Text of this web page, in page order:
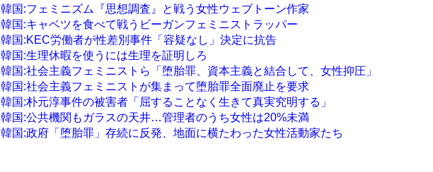
韓国:フェミニズム『思想調査』と戦う女性ウェブトーン作家
韓国:キャベツを食べて戦うビーガンフェミニストラッパー
韓国:KEC労働者が性差別事件「容疑なし」決定に抗告
韓国:生理休暇を使うには生理を証明しろ
韓国:社会主義フェミニストら「堕胎罪、資本主義と結合して、女性抑圧」
韓国:社会主義フェミニストが集まって堕胎罪全面廃止を要求
韓国:朴元淳事件の被害者「屈することなく生きて真実究明する」
韓国:公共機関もガラスの天井…管理者のうち女性は20%未満
韓国:政府「堕胎罪」存続に反発、地面に横たわった女性活動家たち